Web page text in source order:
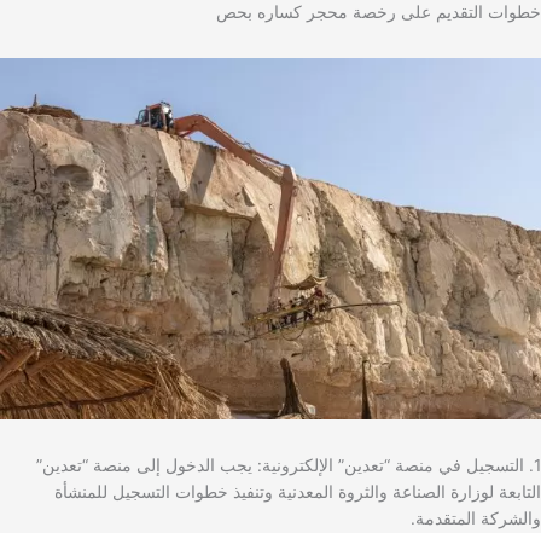
خطوات التقديم على رخصة محجر كساره بحص
1. التسجيل في منصة “تعدين” الإلكترونية: يجب الدخول إلى منصة “تعدين”
التابعة لوزارة الصناعة والثروة المعدنية وتنفيذ خطوات التسجيل للمنشأة
والشركة المتقدمة.